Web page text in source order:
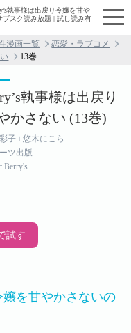
執事様は出戻り令嬢を甘や
ブスク読み放題 | 試し読み有
漫画一覧
恋愛・ラブコメ
13巻
執事様は出戻り
かさない (13巻)
⊥悠木にこら
ツ出版
試す
嬢を甘やかさないの